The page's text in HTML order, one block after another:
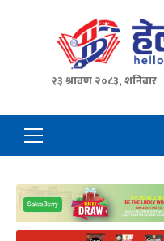
२३ श्रावण २०८३, शनिबार
Primary
Menu